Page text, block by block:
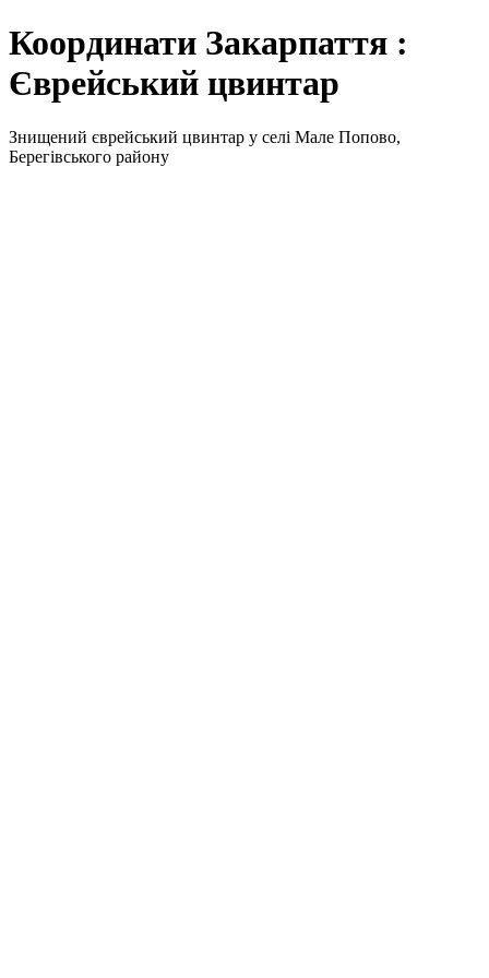
Координати Закарпаття :
Єврейський цвинтар
Знищений єврейський цвинтар у селі Мале Попово,
Берегівського району